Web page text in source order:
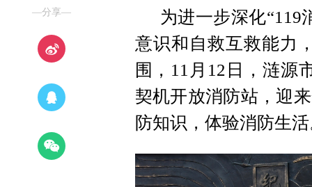
—分享—
为进一步深化“119
意识和自救互救能力
围，11月12日，涟源
契机开放消防站，迎
防知识，体验消防生